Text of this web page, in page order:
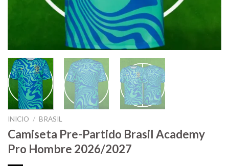
INICIO / BRASIL
Camiseta Pre-Partido Brasil Academy
Pro Hombre 2026/2027